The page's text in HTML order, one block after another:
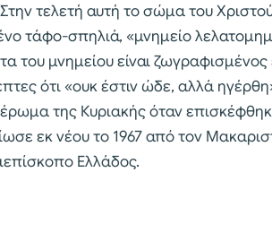
τελετή αυτή το σώμα του
τάφο-σπηλιά, «μνημείο
του μνημείου είναι
ότι «ουκ έστιν ώδε, αλλά
της Κυριακής όταν
εκ νέου το 1967 από τον
Ελλάδος.